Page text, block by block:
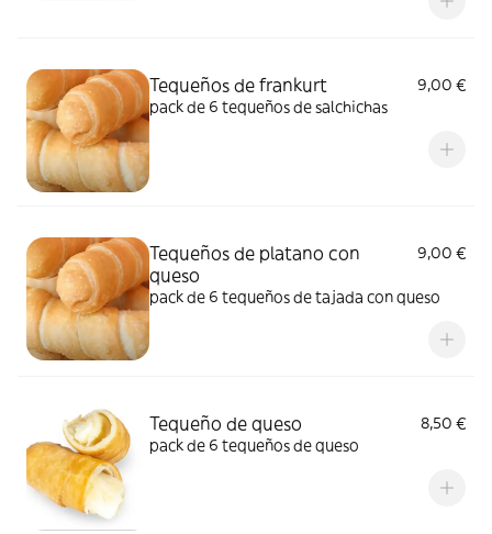
Tequeños de frankurt
9,00 €
pack de 6 tequeños de salchichas
Tequeños de platano con
queso
9,00 €
pack de 6 tequeños de tajada con queso
Tequeño de queso
8,50 €
pack de 6 tequeños de queso